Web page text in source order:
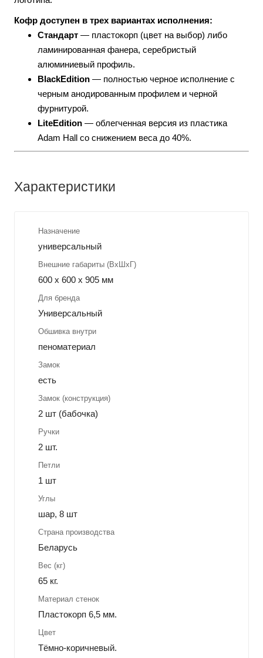
Кофр доступен в трех вариантах исполнения:
Стандарт — пластокорп (цвет на выбор) либо
ламинированная фанера, серебристый
алюминиевый профиль.
BlackEdition — полностью черное исполнение с
черным анодированным профилем и черной
фурнитурой.
LiteEdition — облегченная версия из пластика
Adam Hall со снижением веса до 40%.
Характеристики
Назначение
универсальный
Внешние габариты (ВхШхГ)
600 x 600 x 905 мм
Для бренда
Универсальный
Обшивка внутри
пеноматериал
Замок
есть
Замок (конструкция)
2 шт (бабочка)
Ручки
2 шт.
Петли
1 шт
Углы
шар, 8 шт
Страна производства
Беларусь
Вес (кг)
65 кг.
Материал стенок
Пластокорп 6,5 мм.
Цвет
Тёмно-коричневый.